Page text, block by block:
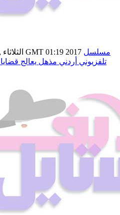
الثلاثاء ,07 تشرين الثاني / نوفمبر GMT 01:19 2017 مسلسل
تلفزيوني أردني مذهل يعالج